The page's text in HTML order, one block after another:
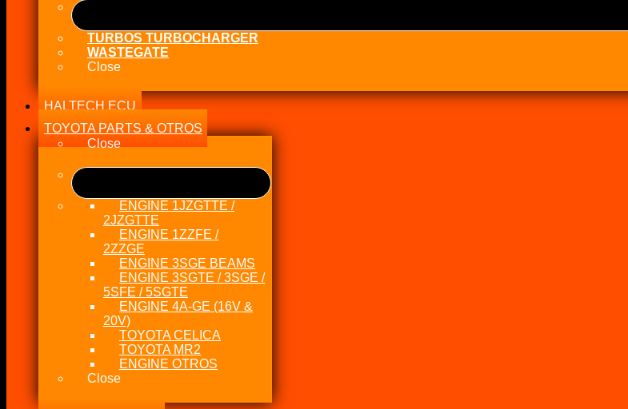
TURBOS TURBOCHARGER
WASTEGATE
Close
HALTECH ECU
TOYOTA PARTS & OTROS
Close
ENGINE 1JZGTTE /
2JZGTTE
ENGINE 1ZZFE /
2ZZGE
ENGINE 3SGE BEAMS
ENGINE 3SGTE / 3SGE /
5SFE / 5SGTE
ENGINE 4A-GE (16V &
20V)
TOYOTA CELICA
TOYOTA MR2
ENGINE OTROS
Close